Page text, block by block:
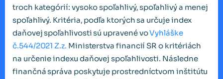
troch kategórií: vysoko spoľahlivý, spoľahlivý a menej
spoľahlivý. Kritéria, podľa ktorých sa určuje index
daňovej spoľahlivosti sú upravené voVyhláške
č.544/2021 Z.z. Ministerstva financií SR o kritériách
na určenie indexu daňovej spoľahlivosti. Následne
finančná správa poskytuje prostredníctvom inštitútu